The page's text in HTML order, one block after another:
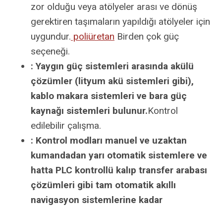
zor olduğu veya atölyeler arası ve dönüş
gerektiren taşımaların yapıldığı atölyeler için
uygundur. poliüretan Birden çok güç
seçeneği.
: Yaygın güç sistemleri arasında akülü
çözümler (lityum akü sistemleri gibi),
kablo makara sistemleri ve bara güç
kaynağı sistemleri bulunur.Kontrol
edilebilir çalışma.
: Kontrol modları manuel ve uzaktan
kumandadan yarı otomatik sistemlere ve
hatta PLC kontrollü kalıp transfer arabası
çözümleri gibi tam otomatik akıllı
navigasyon sistemlerine kadar